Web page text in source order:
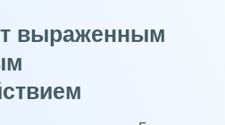
выраженным